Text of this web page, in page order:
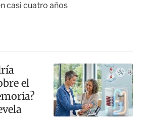
casi cuatro años
el